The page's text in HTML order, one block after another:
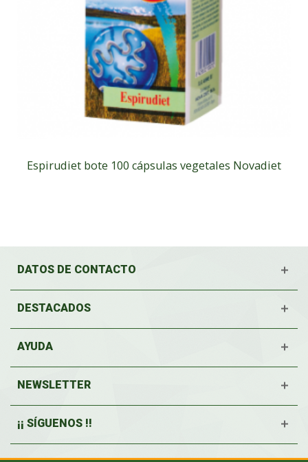
Espirudiet bote 100 cápsulas vegetales Novadiet
DATOS DE CONTACTO
DESTACADOS
AYUDA
NEWSLETTER
¡¡ SÍGUENOS !!